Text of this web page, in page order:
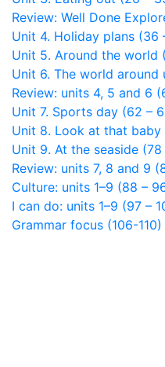
Review: Well Done
Unit 4. Holiday plans (36
Unit 5. Around the world
Unit 6. The world around
Review: units 4, 5 and 6
Unit 7. Sports day (62 –
Unit 8. Look at that baby
Unit 9. At the seaside (78
Review: units 7, 8 and 9
Culture: units 1–9 (88 –
I can do: units 1–9 (97 –
Grammar focus (106-110)